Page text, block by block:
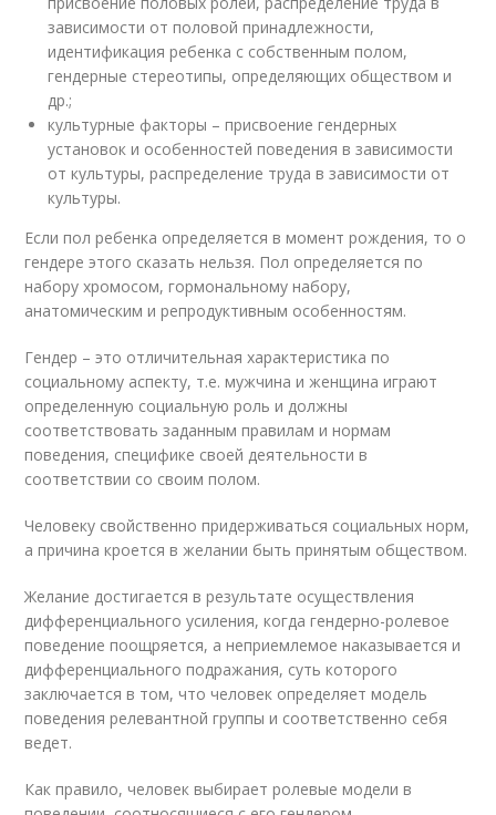
зависимости от половой принадлежности,
идентификация ребенка с собственным полом,
гендерные стереотипы, определяющих обществом и
др.;
культурные факторы – присвоение гендерных
установок и особенностей поведения в зависимости
от культуры, распределение труда в зависимости от
культуры.
Если пол ребенка определяется в момент рождения, то о
гендере этого сказать нельзя. Пол определяется по
набору хромосом, гормональному набору,
анатомическим и репродуктивным особенностям.
Гендер – это отличительная характеристика по
социальному аспекту, т.е. мужчина и женщина играют
определенную социальную роль и должны
соответствовать заданным правилам и нормам
поведения, специфике своей деятельности в
соответствии со своим полом.
Человеку свойственно придерживаться социальных норм,
а причина кроется в желании быть принятым обществом.
Желание достигается в результате осуществления
дифференциального усиления, когда гендерно-ролевое
поведение поощряется, а неприемлемое наказывается и
дифференциального подражания, суть которого
заключается в том, что человек определяет модель
поведения релевантной группы и соответственно себя
ведет.
Как правило, человек выбирает ролевые модели в